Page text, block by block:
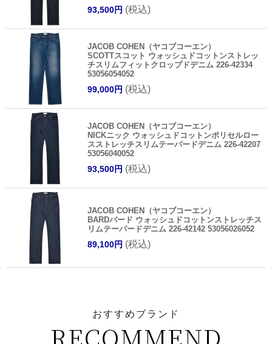
93,500円 (税込)
JACOB COHEN（ヤコブコーエン）
SCOTTスコット ウォッシュドコットンストレッ
チスリムフィットクロップドデニム 226-42334
53056054052
99,000円 (税込)
JACOB COHEN（ヤコブコーエン）
NICKニック ウォッシュドコットンポリセルロー
スストレッチスリムテーパードデニム 226-42207
53056040052
93,500円 (税込)
JACOB COHEN（ヤコブコーエン）
BARDバード ウォッシュドコットンストレッチス
リムテーパードデニム 226-42142 53056026052
89,100円 (税込)
おすすめブランド
RECOMMEND